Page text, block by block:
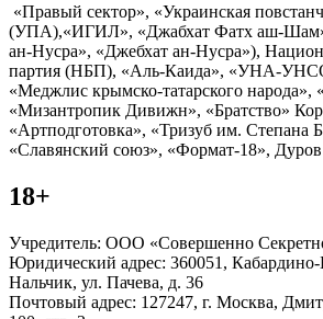
«Правый сектор», «Украинская
(УПА),«ИГИЛ», «Джабхат Фатх аш-
ан-Нусра», «Джебхат ан-Нусра»),
партия (НБП), «Аль-Каида», «УНА-
«Меджлис крымско-татарского народа»,
«Мизантропик Дивижн», «Братство»
«Артподготовка», «Тризуб им.
«Славянский союз», «Формат-18»,
18+
Учредитель: ООО «Совершенно
Юридический адрес: 360051, Кабардино-
Нальчик, ул. Пачева, д. 36
Почтовый адрес: 127247, г. Москва,